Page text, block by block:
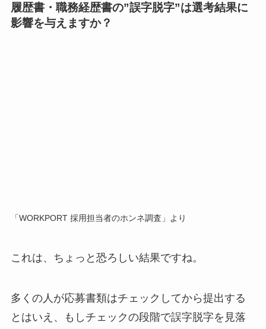
履歴書・職務経歴書の”誤字脱字”は選考結果に
影響を与えますか？
「WORKPORT 採用担当者のホンネ調査」より
これは、ちょっと恐ろしい結果ですね。
多くの人が応募書類はチェックしてから提出する
とはいえ、もしチェックの段階で誤字脱字を見落